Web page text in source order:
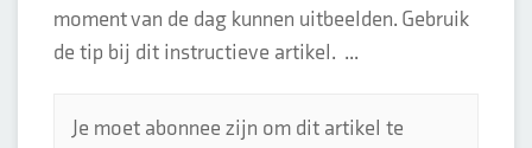
moment van de dag kunnen uitbeelden. Gebruik
de tip bij dit instructieve artikel. ...
Je moet abonnee zijn om dit artikel te